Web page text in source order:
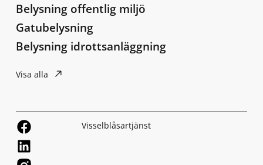
Belysning offentlig miljö
Gatubelysning
Belysning idrottsanläggning
Visa alla
Visselblåsartjänst